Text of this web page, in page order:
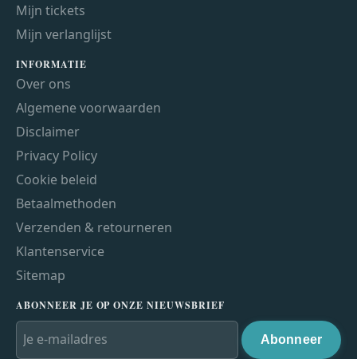
Mijn tickets
Mijn verlanglijst
INFORMATIE
Over ons
Algemene voorwaarden
Disclaimer
Privacy Policy
Cookie beleid
Betaalmethoden
Verzenden & retourneren
Klantenservice
Sitemap
ABONNEER JE OP ONZE NIEUWSBRIEF
Abonneer